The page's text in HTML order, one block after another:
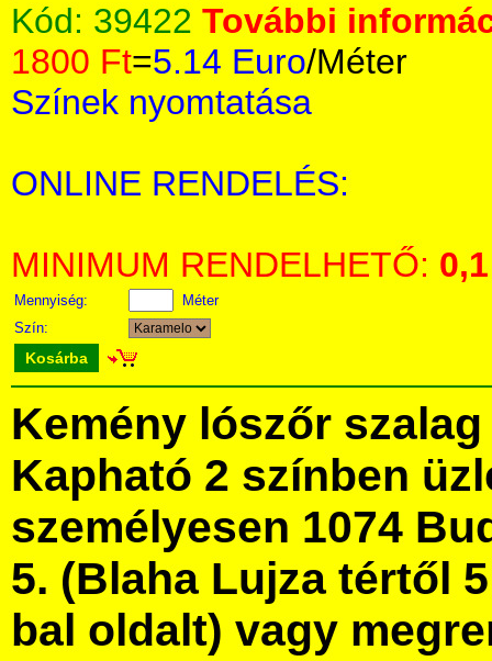
Kód: 39422 További
1800 Ft=5.14 Euro/Méter
Színek nyomtatása
ONLINE RENDELÉS:
MINIMUM RENDELHETŐ: 0,1
Mennyiség:
Méter
Szín:
Kosárba
Kemény lószőr
Kapható 2 színben
személyesen 1074
5. (Blaha Lujza tértől
bal oldalt) vagy